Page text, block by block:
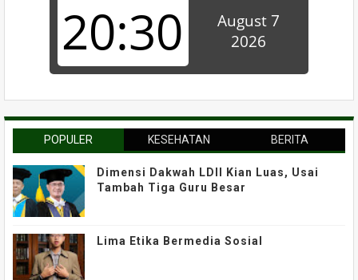
POPULER KESEHATAN BERITA
Dimensi Dakwah LDII Kian Luas, Usai
Tambah Tiga Guru Besar
Lima Etika Bermedia Sosial